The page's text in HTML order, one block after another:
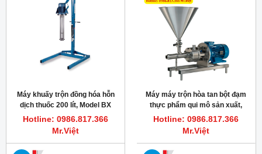
Máy khuấy trộn đồng hóa hỗn
dịch thuốc 200 lít, Model BX
Silverson
Hotline: 0986.817.366
Mr.Việt
Máy máy trộn hòa tan bột đạm
thực phẩm qui mô sản xuất,
11kW, 15Hp, Silverson FMX50
Hotline: 0986.817.366
Mr.Việt